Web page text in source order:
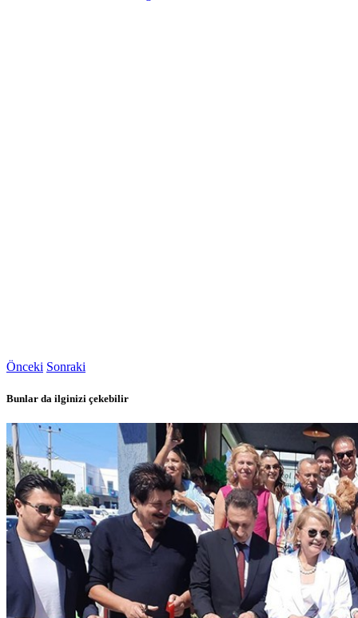
Önceki Sonraki
Bunlar da ilginizi çekebilir